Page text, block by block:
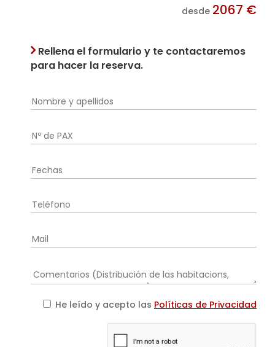
desde 2067 €
Rellena el formulario y te contactaremos
para hacer la reserva.
He leído y acepto las Políticas de Privacidad